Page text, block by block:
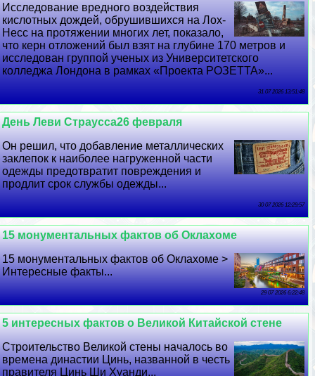
Исследование вредного воздействия
кислотных дождей, обрушившихся на Лох-
Несс на протяжении многих лет, показало,
что керн отложений был взят на глубине 170 метров и
исследован группой ученых из Университетского
колледжа Лондона в рамках «Проекта РОЗЕТТА»...
31 07 2026 13:51:48
День Леви Страусса26 февраля
Он решил, что добавление металлических
заклепок к наиболее нагруженной части
одежды предотвратит повреждения и
продлит срок службы одежды...
30 07 2026 12:29:57
15 монументальных фактов об Оклахоме
15 монументальных фактов об Оклахоме >
Интересные факты...
29 07 2026 6:22:48
5 интересных фактов о Великой Китайской стене
Строительство Великой стены началось во
времена династии Цинь, названной в честь
правителя Цинь Ши Хуанди...